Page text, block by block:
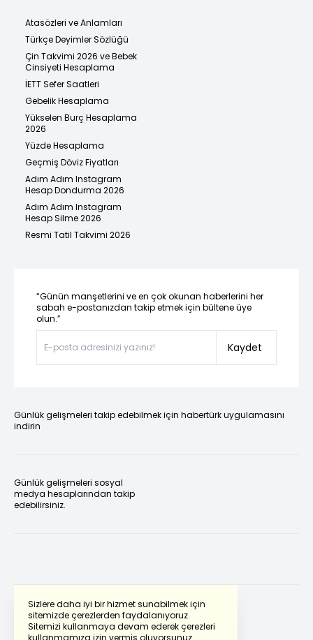
Sizlere daha iyi bir hizmet sunabilmek için
sitemizde çerezlerden faydalanıyoruz.
Sitemizi kullanmaya devam ederek çerezleri
kullanmamıza izin vermiş oluyorsunuz.
Atasözleri ve Anlamları
Türkçe Deyimler Sözlüğü
Çin Takvimi 2026 ve Bebek
Cinsiyeti Hesaplama
İETT Sefer Saatleri
Gebelik Hesaplama
Yükselen Burç Hesaplama
2026
Yüzde Hesaplama
Geçmiş Döviz Fiyatları
Adım Adım Instagram
Hesap Dondurma 2026
Adım Adım Instagram
Hesap Silme 2026
Resmi Tatil Takvimi 2026
“Günün manşetlerini ve en çok okunan haberlerini her
sabah e-postanızdan takip etmek için bültene üye
olun.”
Kaydet
Günlük gelişmeleri takip edebilmek için habertürk uygulamasını
indirin
Günlük gelişmeleri sosyal
medya hesaplarından takip
edebilirsiniz.
Powered by Translate